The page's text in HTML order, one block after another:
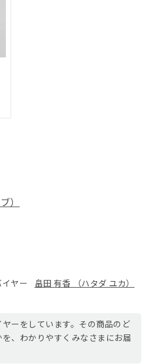
）
ヤー 畠田 有香 （ハタダ ユカ）
ーをしています。その商品のど
、わかりやすくみなさまにお届